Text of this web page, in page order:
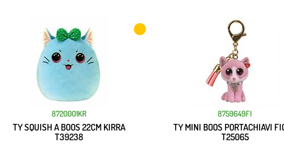
8720001KR
TY SQUISH A BOOS 22CM KIRRA
T39238
8759649FI
TY MINI BOOS PORTACHIAVI
T25065